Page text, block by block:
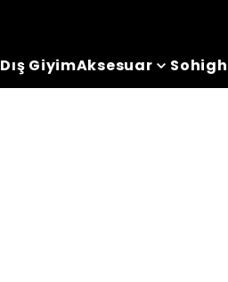
Dış GiyimAksesuar Sohigh